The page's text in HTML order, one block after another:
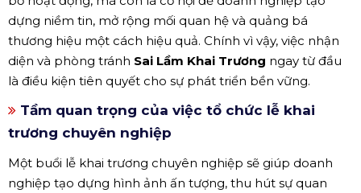
dựng niềm tin, mở rộng mối quan hệ và quảng bá
thương hiệu một cách hiệu quả. Chính vì vậy, việc nhận
diện và phòng tránh Sai Lầm Khai Trương ngay từ đầu
là điều kiện tiên quyết cho sự phát triển bền vững.
Tầm quan trọng của việc tổ chức lễ khai
trương chuyên nghiệp
Một buổi lễ khai trương chuyên nghiệp sẽ giúp doanh
nghiệp tạo dựng hình ảnh ấn tượng, thu hút sự quan